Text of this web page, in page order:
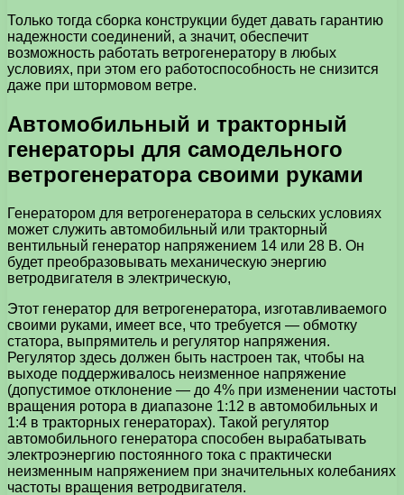
Только тогда сборка конструкции будет давать гарантию
надежности соединений, а значит, обеспечит
возможность работать ветрогенератору в любых
условиях, при этом его работоспособность не снизится
даже при штормовом ветре.
Автомобильный и тракторный
генераторы для самодельного
ветрогенератора своими руками
Генератором для ветрогенератора в сельских условиях
может служить автомобильный или тракторный
вентильный генератор напряжением 14 или 28 В. Он
будет преобразовывать механическую энергию
ветродвигателя в электрическую,
Этот генератор для ветрогенератора, изготавливаемого
своими руками, имеет все, что требуется — обмотку
статора, выпрямитель и регулятор напряжения.
Регулятор здесь должен быть настроен так, чтобы на
выходе поддерживалось неизменное напряжение
(допустимое отклонение — до 4% при изменении частоты
вращения ротора в диапазоне 1:12 в автомобильных и
1:4 в тракторных генераторах). Такой регулятор
автомобильного генератора способен вырабатывать
электроэнергию постоянного тока с практически
неизменным напряжением при значительных колебаниях
частоты вращения ветродвигателя.